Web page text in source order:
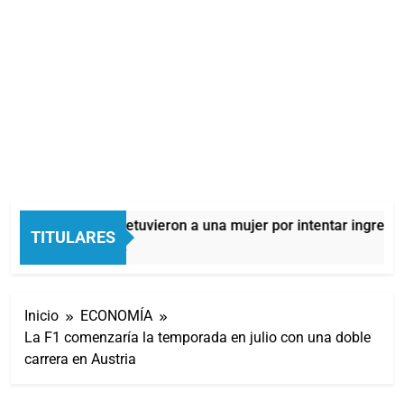
TITULARES
Quilmes: detuvieron a una mujer por intentar
11 Horas Atrás
Inicio
ECONOMÍA
La F1 comenzaría la temporada en julio con una doble
carrera en Austria